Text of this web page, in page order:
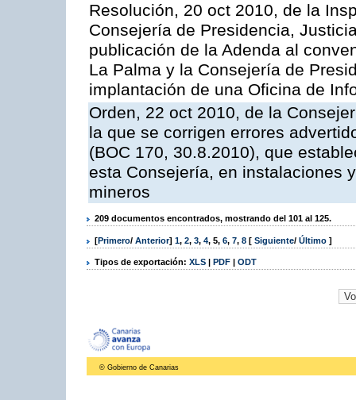
Resolución, 20 oct 2010, de la
Consejería de Presidencia,
publicación de la Adenda al
La Palma y la Consejería de
implantación de una Oficina de
Orden, 22 oct 2010, de la
la que se corrigen errores
(BOC 170, 30.8.2010), que
esta Consejería, en instalaciones
mineros
209 documentos encontrados, mostrando del 101 al 125.
[Primero/ Anterior] 1, 2, 3, 4, 5, 6, 7, 8 [ Siguiente/ Último ]
Tipos de exportación: XLS | PDF | ODT
© Gobierno de Canarias